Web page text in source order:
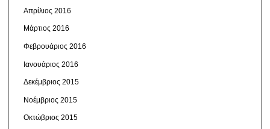
Απρίλιος 2016
Μάρτιος 2016
Φεβρουάριος 2016
Ιανουάριος 2016
Δεκέμβριος 2015
Νοέμβριος 2015
Οκτώβριος 2015